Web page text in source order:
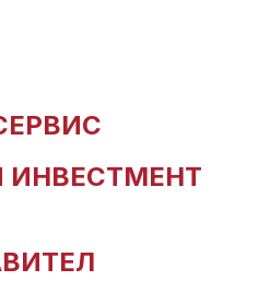
ИНВЕСТМЕНТ